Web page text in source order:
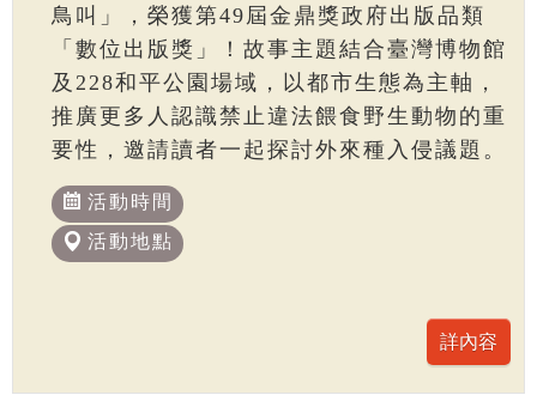
鳥叫」，榮獲第49屆金鼎獎政府出版品類
「數位出版獎」！故事主題結合臺灣博物館
及228和平公園場域，以都市生態為主軸，
推廣更多人認識禁止違法餵食野生動物的重
要性，邀請讀者一起探討外來種入侵議題。
活動時間
活動地點